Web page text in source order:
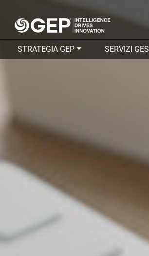
STRATEGIA GEP SERVIZI